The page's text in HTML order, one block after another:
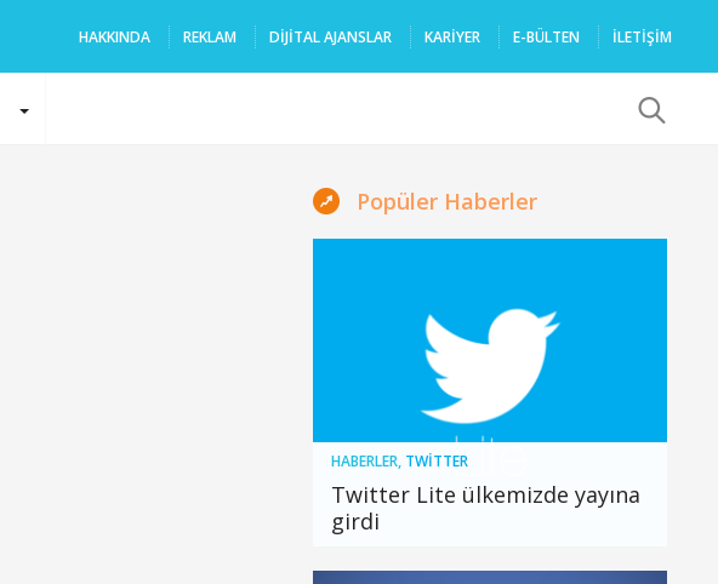
HAKKINDA REKLAM DIJITAL AJANSLAR KARIYER E-BÜLTEN İLETİŞİM
Popüler Haberler
HABERLER, TWITTER
Twitter Lite ülkemizde yayına
girdi